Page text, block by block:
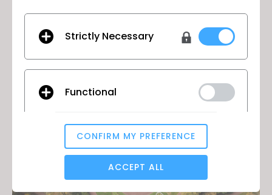
Labour and Equity - Vol. 1
21 avril 2022
Strictly Necessary
Functional
Analytical / Performance
CONFIRM MY PREFERENCE
ACCEPT ALL